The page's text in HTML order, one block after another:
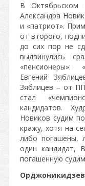
В Октябрьском
Александра
и «патриот».
от второго,
до сих пор не
выдвинулись
«пенсионеры»:
Евгений
Зяблицев – от
стал
кандидатов.
Новиков судим
кражу, хотя на
либо погашены,
один кандидат,
погашенную